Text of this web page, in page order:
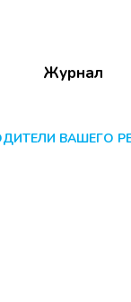
Журнал
ВАШЕГО